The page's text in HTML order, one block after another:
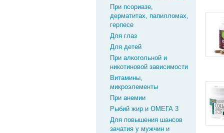
При псориазе,
дерматитах, папилломах,
герпесе
Для глаз
Для детей
При алкогольной и
никотиновой зависимости
Витамины,
микроэлементы
При анемии
Рыбий жир и ОМЕГА 3
Для повышения шансов
зачатия у мужчин и